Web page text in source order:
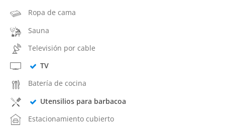
Ropa de cama
Sauna
Televisión por cable
TV
Batería de cocina
Utensilios para barbacoa
Estacionamiento cubierto